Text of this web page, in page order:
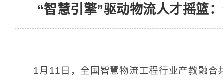
“智慧引擎”驱动物流人才摇篮
1月11日，全国智慧物流工程行业产教融